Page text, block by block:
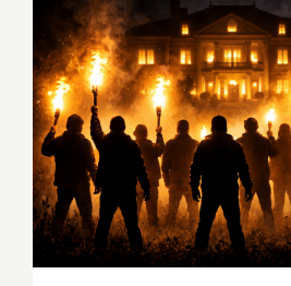
Bedreiging politici: